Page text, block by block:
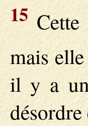
15Cette
mais
il y a
désordre